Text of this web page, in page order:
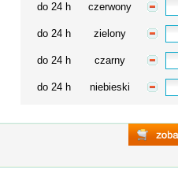
do 24 h czerwony
do 24 h zielony
do 24 h czarny
do 24 h niebieski